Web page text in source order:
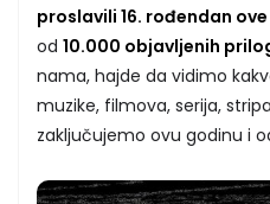
proslavili 16. rođendan
od 10.000 objavljenih
nama, hajde da vidimo
muzike, filmova, serija,
zaključujemo ovu godinu i